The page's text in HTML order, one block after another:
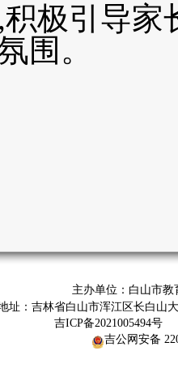
极引导
围。
主办单位：白山市
址：吉林省白山市浑江区长白山
吉ICP备2021005494号
吉公网安备